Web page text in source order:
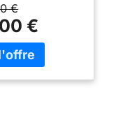
kg pour un
complet à
€
€